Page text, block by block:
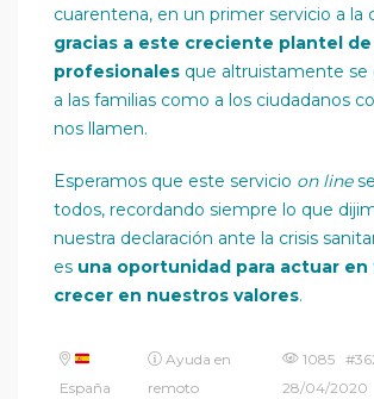
cuarentena, en un primer servicio a la
gracias a este creciente plantel
profesionales que altruistamente se
a las familias como a los ciudadanos
nos llamen.
Esperamos que este servicio on line
todos, recordando siempre lo que
nuestra declaración ante la crisis
es una oportunidad para actuar en
crecer en nuestros valores.
España
Ayuda en
remoto
1085
28/04/2020